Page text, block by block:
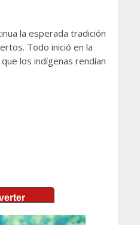
la esperada tradición
Todo inició en la
los indígenas rendían